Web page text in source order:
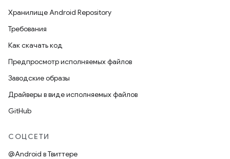
Хранилище Android Repository
Требования
Как скачать код
Предпросмотр исполняемых файлов
Заводские образы
Драйверы в виде исполняемых файлов
GitHub
СОЦСЕТИ
@Android в Твиттере